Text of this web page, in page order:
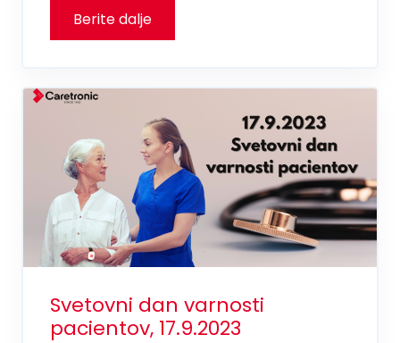
Svetovni dan varnosti
pacientov, 17.9.2023